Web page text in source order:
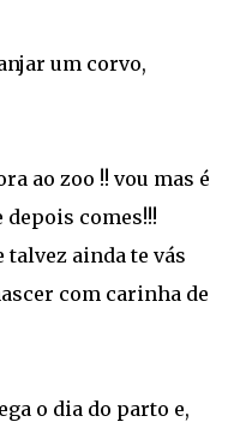
um corvo,
ao zoo !! vou mas é
comes!!!
talvez ainda te vás
com carinha de
o dia do parto e,